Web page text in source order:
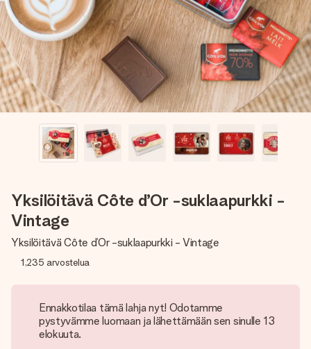
nopeammin kuin ehdit sanoa “yllätys!”
Yksilöitävä Côte d’Or -suklaapurkki -
Vintage
Yksilöitävä Côte d’Or -suklaapurkki - Vintage
1,235 arvostelua
Ennakkotilaa tämä lahja nyt! Odotamme
pystyvämme luomaan ja lähettämään sen sinulle 13
elokuuta.